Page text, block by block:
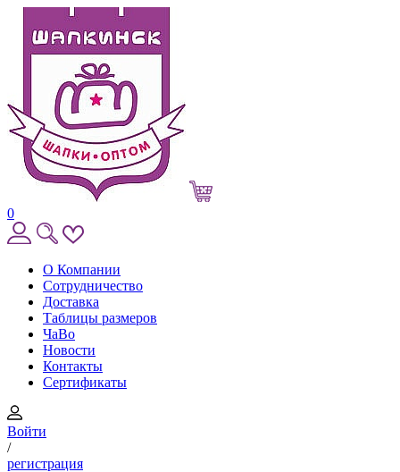
0
О Компании
Сотрудничество
Доставка
Таблицы размеров
ЧаВо
Новости
Контакты
Сертификаты
Войти
/
регистрация